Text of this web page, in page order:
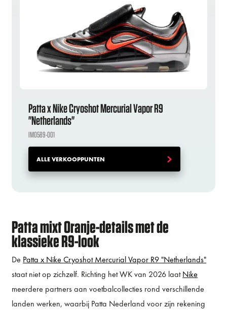
Patta x Nike Cryoshot Mercurial Vapor R9
"Netherlands"
IM0589-001
ALLE VERKOOPPUNTEN
Patta mixt Oranje-details met de
klassieke R9-look
De Patta x Nike Cryoshot Mercurial Vapor R9 "Netherlands"
staat niet op zichzelf. Richting het WK van 2026 laatNike
meerdere partners aan voetbalcollecties rond verschillende
landen werken, waarbij Patta Nederland voor zijn rekening